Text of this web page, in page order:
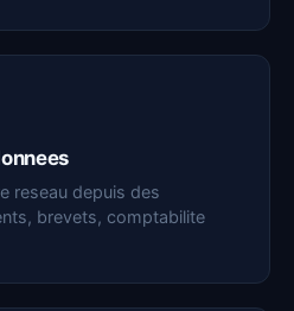
reseau depuis des
brevets, comptabilite